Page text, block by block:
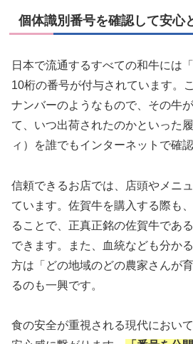
個体識別番号を確認して安心
日本で流通するすべての和牛には
10桁の番号が付与されています。
ナンバーのようなもので、その牛
て、いつ出荷されたのかといった
ィ）を誰でもインターネットで確
信頼できるお店では、店頭やメニ
ています。佐賀牛を購入する際も
ることで、正真正銘の佐賀牛であ
できます。また、血統なども分か
方は「どの地域のどの農家さんが
るのも一興です。
食の安全が重視される現代におい